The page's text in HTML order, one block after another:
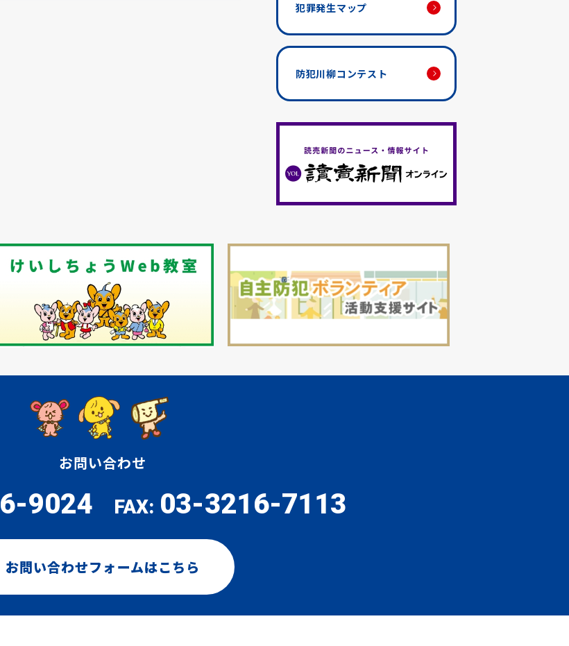
犯罪発生マップ
防犯川柳コンテスト
お問い合わせ
9024 FAX: 03-3216-7113
お問い合わせフォームはこちら